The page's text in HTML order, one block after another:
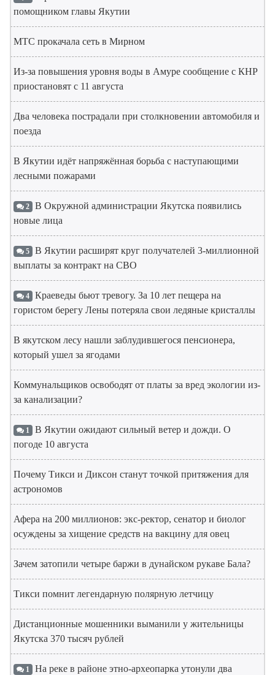
помощником главы Якутии
МТС прокачала сеть в Мирном
Из-за повышения уровня воды в Амуре сообщение с КНР
приостановят с 11 августа
Два человека пострадали при столкновении автомобиля и
поезда
В Якутии идёт напряжённая борьба с наступающими
лесными пожарами
2 В Окружной администрации Якутска появились
новые лица
5 В Якутии расширят круг получателей 3-миллионной
выплаты за контракт на СВО
4 Краеведы бьют тревогу. За 10 лет пещера на
гористом берегу Лены потеряла свои ледяные кристаллы
В якутском лесу нашли заблудившегося пенсионера,
который ушел за ягодами
Коммунальщиков освободят от платы за вред экологии из-
за канализации?
1 В Якутии ожидают сильный ветер и дожди. О
погоде 10 августа
Почему Тикси и Диксон станут точкой притяжения для
астрономов
Афера на 200 миллионов: экс-ректор, сенатор и биолог
осуждены за хищение средств на вакцину для овец
Зачем затопили четыре баржи в дунайском рукаве Бала?
Тикси помнит легендарную полярную летчицу
Дистанционные мошенники выманили у жительницы
Якутска 370 тысяч рублей
1 На реке в районе этно-археопарка утонули два